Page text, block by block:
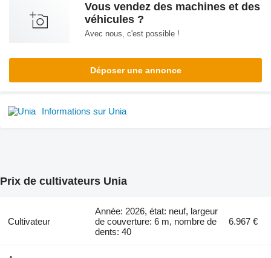
Vous vendez des machines et des
véhicules ?
Avec nous, c'est possible !
Déposer une annonce
Informations sur Unia
Prix de cultivateurs Unia
Cultivateur
Année: 2026, état: neuf, largeur
de couverture: 6 m, nombre de
dents: 40
6.967 €